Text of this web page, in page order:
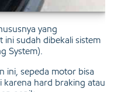
yang
ini sudah dibekali sistem
System).
ini, sepeda motor bisa
hard braking atau